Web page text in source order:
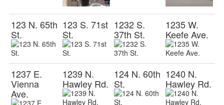
123 N. 65th
St.
123 S. 71st
St.
1232 S.
37th St.
1235 W.
Keefe Ave.
1237 E.
Vienna
Ave.
1239 N.
Hawley Rd.
124 N. 60th
St.
1240 N.
Hawley Rd.